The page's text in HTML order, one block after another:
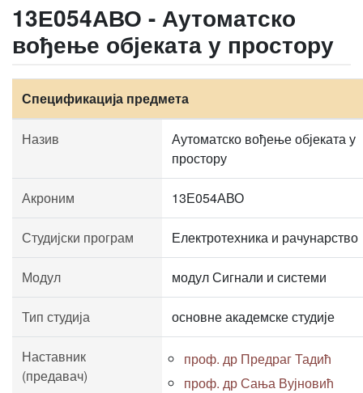
13Е054АВО - Аутоматско
вођење објеката у простору
Спецификација предмета
Назив
Аутоматско вођење објеката у
простору
Акроним 13Е054АВО
Студијски програм Електротехника и рачунарство
Модул модул Сигнали и системи
Тип студија основне академске студије
Наставник
(предавач)
проф. др Предраг Тадић
проф. др Сања Вујновић